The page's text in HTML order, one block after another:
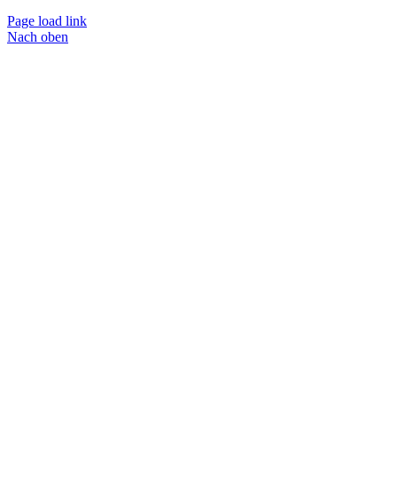
Page load link
Nach oben